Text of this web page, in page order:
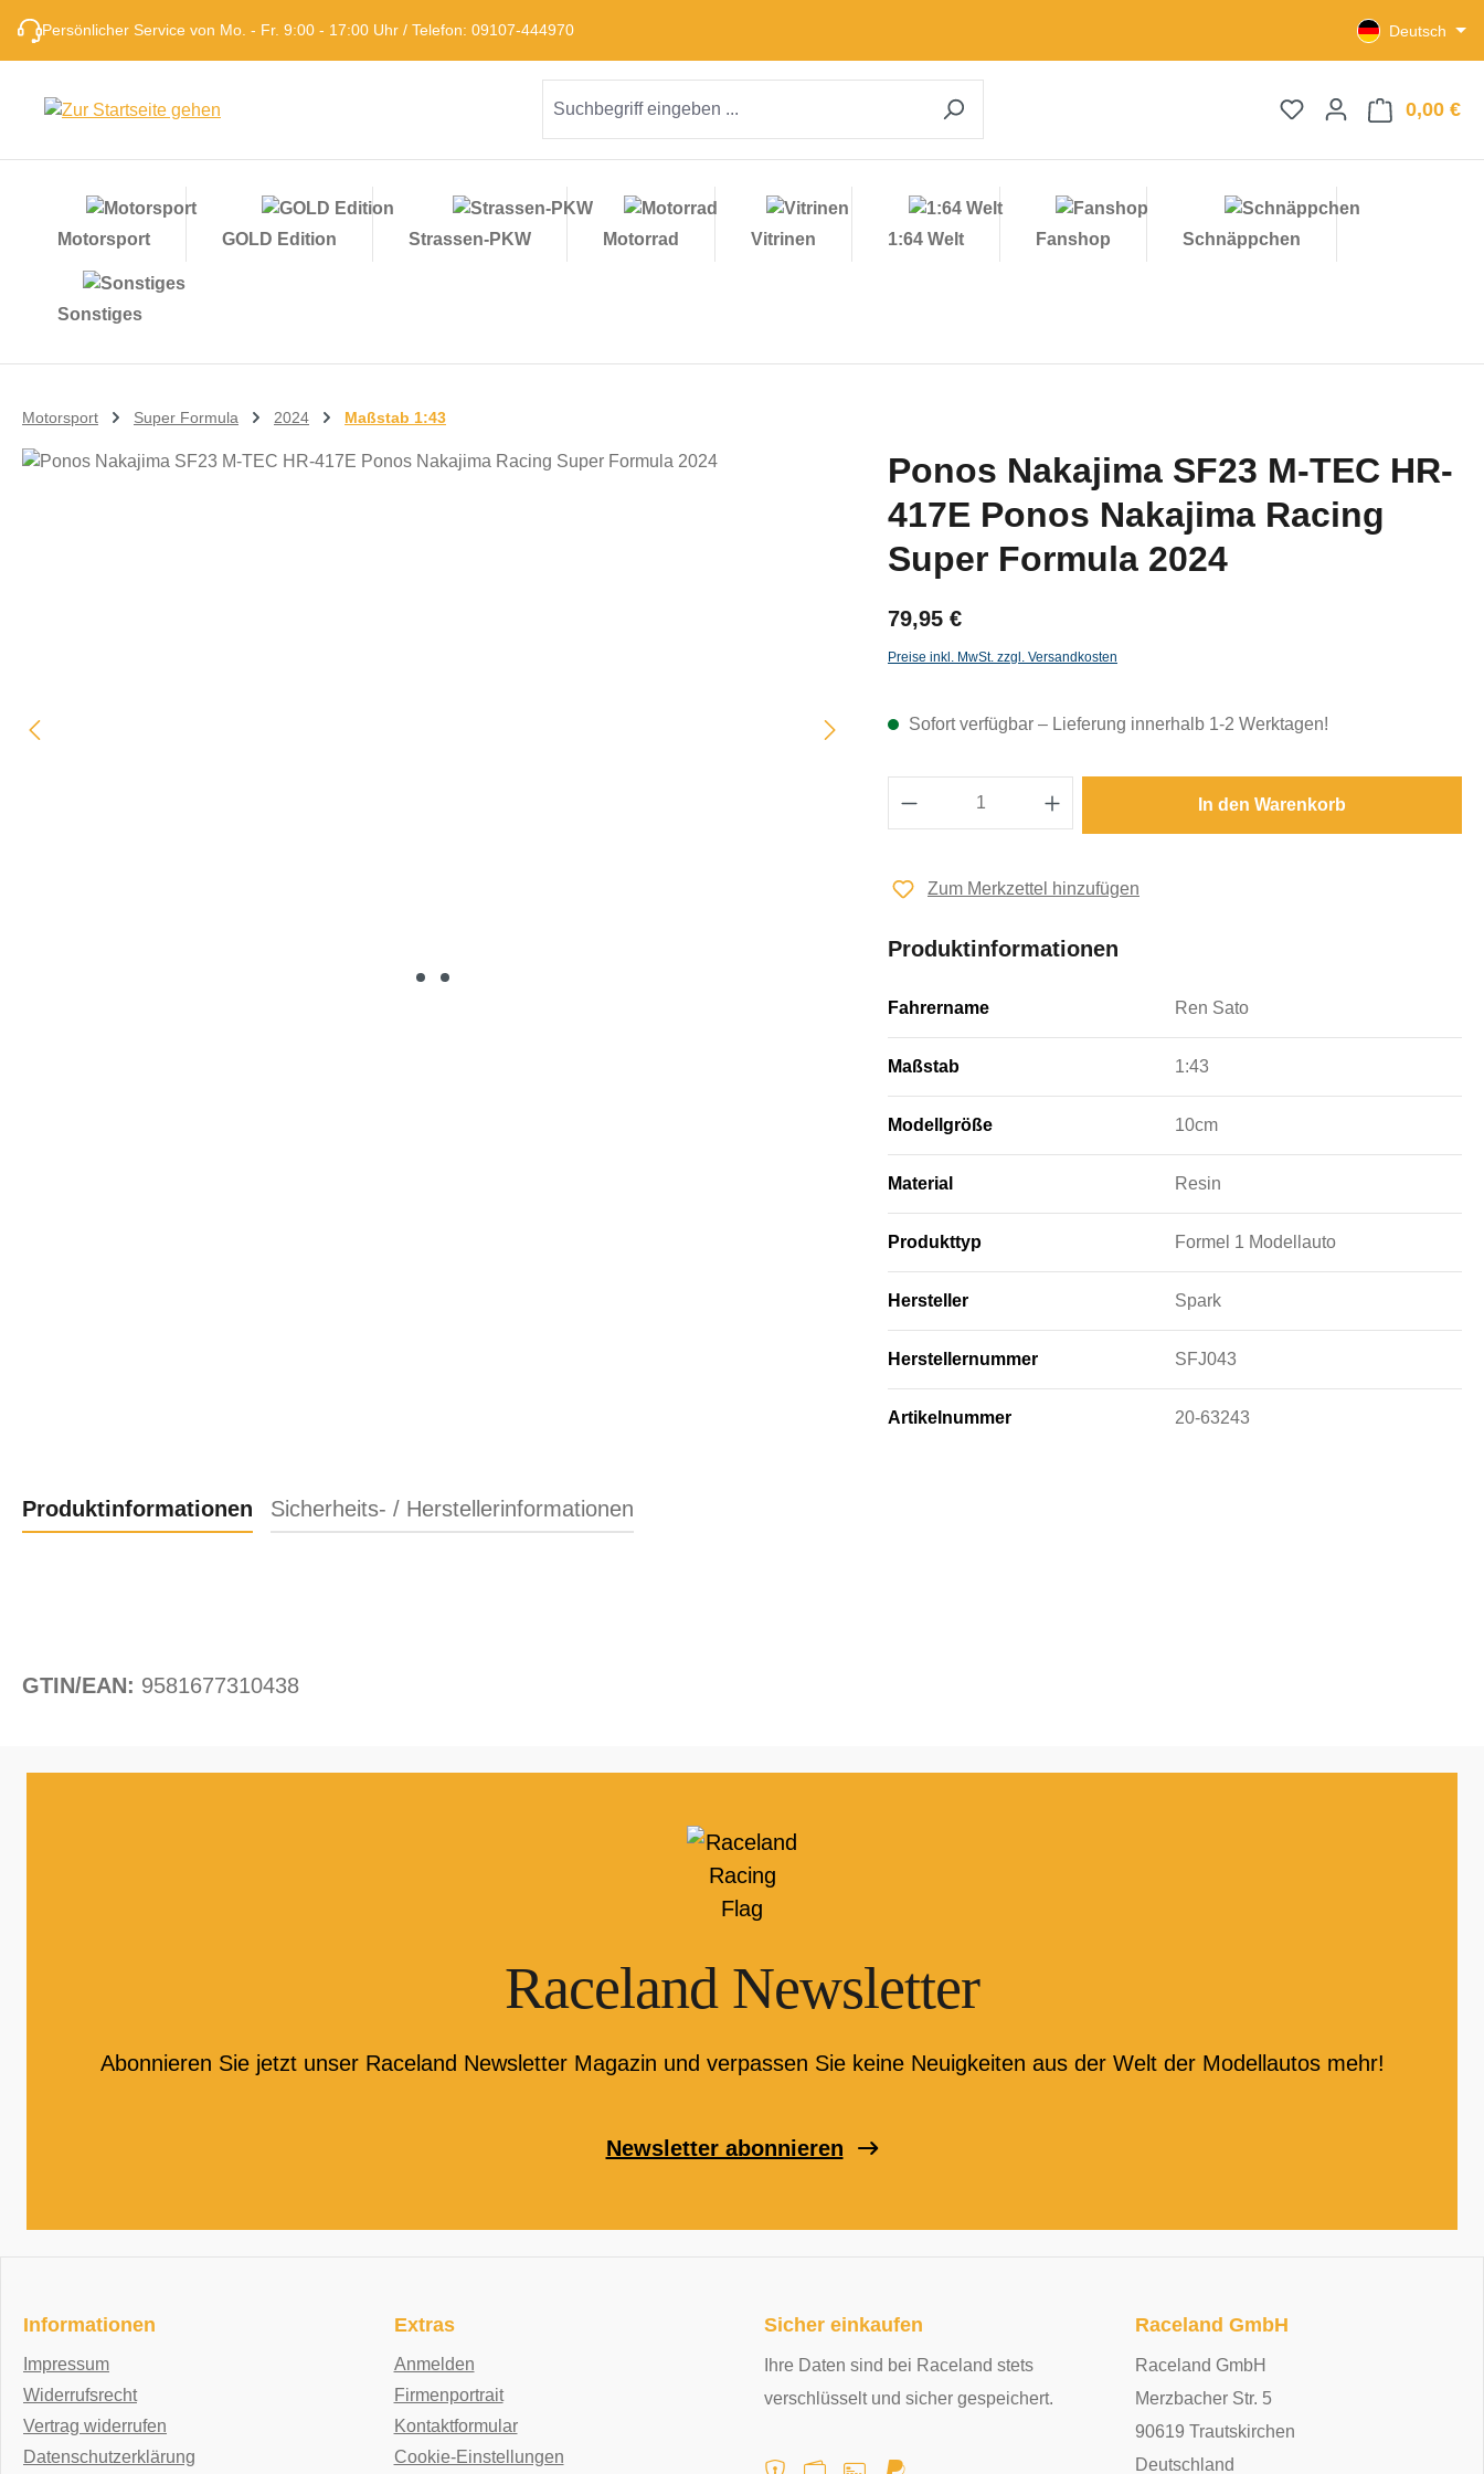
Hauptinhalt springen
Zur Suche springen
Zur Hauptnavigation springen
Persönlicher Service von Mo. - Fr. 9:00 - 17:00 Uhr / Telefon: 09107-444970 Deutsch
0,00 €
Motorsport GOLD Edition Strassen-PKW Motorrad Vitrinen 1:64 Welt Fanshop Schnäppchen
Sonstiges
Motorsport Super Formula 2024 Maßstab 1:43
Bildergalerie überspringen
Ponos Nakajima SF23 M-TEC HR-
417E Ponos Nakajima Racing
Super Formula 2024
79,95 €
Preise inkl. MwSt. zzgl. Versandkosten
Sofort verfügbar – Lieferung innerhalb 1-2 Werktagen!
Produkt Anzahl: Gib den gewünschten Wert ein
In den Warenkorb
Zum Merkzettel hinzufügen
Produktinformationen
Fahrername Ren Sato
Maßstab 1:43
Modellgröße 10cm
Material Resin
Produkttyp Formel 1 Modellauto
Hersteller Spark
Herstellernummer SFJ043
Artikelnummer 20-63243
Produktinformationen Sicherheits- / Herstellerinformationen
GTIN/EAN: 9581677310438
Raceland Newsletter
Abonnieren Sie jetzt unser Raceland Newsletter Magazin und verpassen Sie keine Neuigkeiten aus der Welt der Modellautos mehr!
Newsletter abonnieren
Informationen
Impressum
Widerrufsrecht
Vertrag widerrufen
Datenschutzerklärung
Extras
Anmelden
Firmenportrait
Kontaktformular
Cookie-Einstellungen
Sicher einkaufen
Ihre Daten sind bei Raceland stets
verschlüsselt und sicher gespeichert.
Raceland GmbH
Raceland GmbH
Merzbacher Str. 5
90619 Trautskirchen
Deutschland